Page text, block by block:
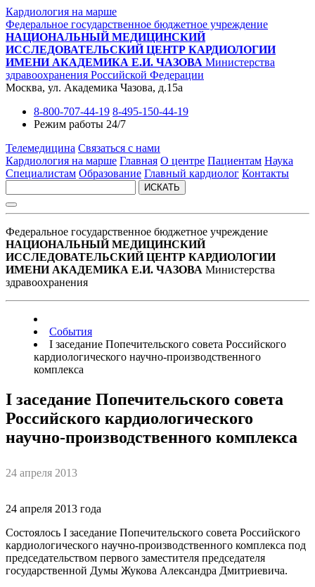
Кардиология на марше
Федеральное государственное бюджетное учреждение
НАЦИОНАЛЬНЫЙ МЕДИЦИНСКИЙ
ИССЛЕДОВАТЕЛЬСКИЙ ЦЕНТР КАРДИОЛОГИИ
ИМЕНИ АКАДЕМИКА Е.И. ЧАЗОВА Министерства
здравоохранения Российской Федерации
Москва, ул. Академика Чазова, д.15а
8-800-707-44-19 8-495-150-44-19
Режим работы 24/7
Телемедицина Связаться с нами
Кардиология на марше Главная О центре Пациентам Наука
Специалистам Образование Главный кардиолог Контакты
ИСКАТЬ
Федеральное государственное бюджетное учреждение
НАЦИОНАЛЬНЫЙ МЕДИЦИНСКИЙ
ИССЛЕДОВАТЕЛЬСКИЙ ЦЕНТР КАРДИОЛОГИИ
ИМЕНИ АКАДЕМИКА Е.И. ЧАЗОВА Министерства
здравоохранения
События
I заседание Попечительского совета Российского
кардиологического научно-производственного
комплекса
I заседание Попечительского совета
Российского кардиологического
научно-производственного комплекса
24 апреля 2013
24 апреля 2013 года
Состоялось I заседание Попечительского совета Российского
кардиологического научно-производственного комплекса под
председательством первого заместителя председателя
государственной Думы Жукова Александра Дмитриевича.